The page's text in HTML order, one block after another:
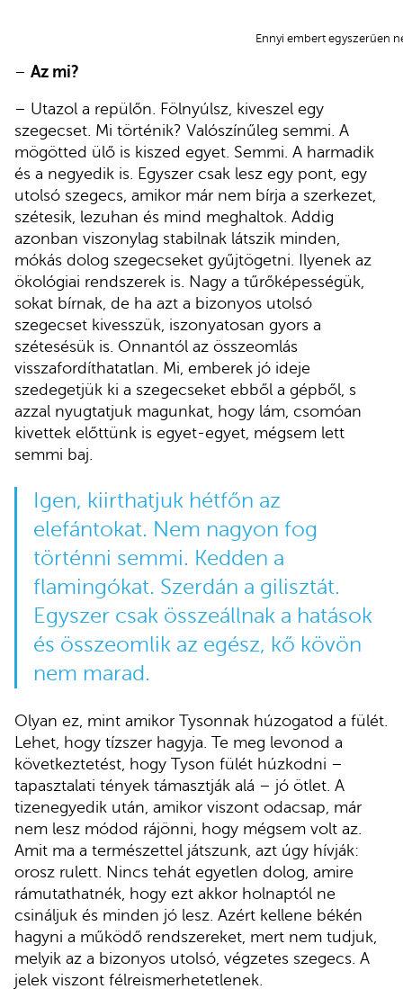
Ennyi embert egyszerűen
– Az mi?
– Utazol a repülőn. Fölnyúlsz, kiveszel egy
szegecset. Mi történik? Valószínűleg semmi. A
mögötted ülő is kiszed egyet. Semmi. A harmadik
és a negyedik is. Egyszer csak lesz egy pont, egy
utolsó szegecs, amikor már nem bírja a szerkezet,
szétesik, lezuhan és mind meghaltok. Addig
azonban viszonylag stabilnak látszik minden,
mókás dolog szegecseket gyűjtögetni. Ilyenek az
ökológiai rendszerek is. Nagy a tűrőképességük,
sokat bírnak, de ha azt a bizonyos utolsó
szegecset kivesszük, iszonyatosan gyors a
szétesésük is. Onnantól az összeomlás
visszafordíthatatlan. Mi, emberek jó ideje
szedegetjük ki a szegecseket ebből a gépből, s
azzal nyugtatjuk magunkat, hogy lám, csomóan
kivettek előttünk is egyet-egyet, mégsem lett
semmi baj.
Igen, kiirthatjuk hétfőn az
elefántokat. Nem nagyon fog
történni semmi. Kedden a
flamingókat. Szerdán a gilisztát.
Egyszer csak összeállnak a hatások
és összeomlik az egész, kő kövön
nem marad.
Olyan ez, mint amikor Tysonnak húzogatod a fülét.
Lehet, hogy tízszer hagyja. Te meg levonod a
következtetést, hogy Tyson fülét húzkodni –
tapasztalati tények támasztják alá – jó ötlet. A
tizenegyedik után, amikor viszont odacsap, már
nem lesz módod rájönni, hogy mégsem volt az.
Amit ma a természettel játszunk, azt úgy hívják:
orosz rulett. Nincs tehát egyetlen dolog, amire
rámutathatnék, hogy ezt akkor holnaptól ne
csináljuk és minden jó lesz. Azért kellene békén
hagyni a működő rendszereket, mert nem tudjuk,
melyik az a bizonyos utolsó, végzetes szegecs. A
jelek viszont félreismerhetetlenek.